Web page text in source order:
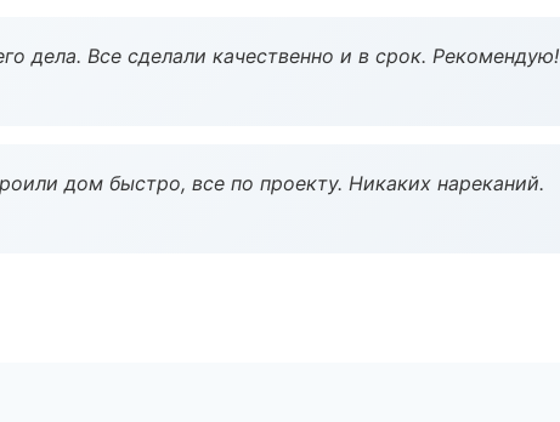
дела. Все сделали качественно и в срок. Рекомендую!
дом быстро, все по проекту. Никаких нареканий.